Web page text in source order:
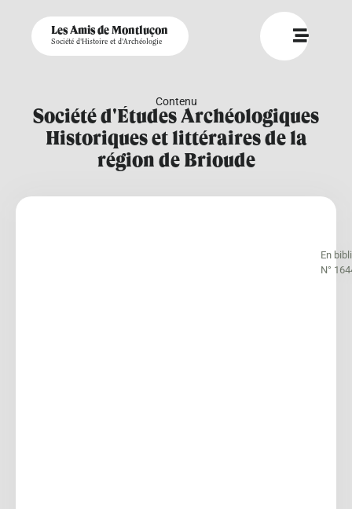
Les Amis de Montluçon
Société d'Histoire et d'Archéologie
Contenu
Société d'Études Archéologiques
Historiques et littéraires de la
région de Brioude
En
N°